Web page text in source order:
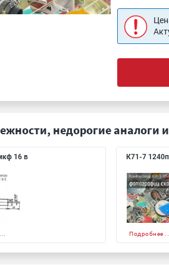
недорогие аналоги
16 в К71-7
Подробнее ...